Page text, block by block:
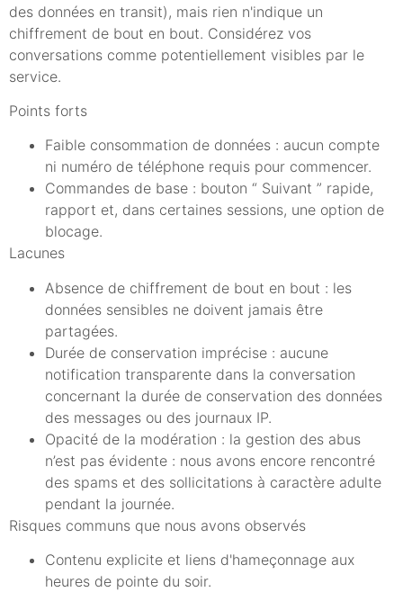
des données en transit), mais rien n'indique un
chiffrement de bout en bout. Considérez vos
conversations comme potentiellement visibles par le
service.
Points forts
Faible consommation de données : aucun compte
ni numéro de téléphone requis pour commencer.
Commandes de base : bouton “ Suivant ” rapide,
rapport et, dans certaines sessions, une option de
blocage.
Lacunes
Absence de chiffrement de bout en bout : les
données sensibles ne doivent jamais être
partagées.
Durée de conservation imprécise : aucune
notification transparente dans la conversation
concernant la durée de conservation des données
des messages ou des journaux IP.
Opacité de la modération : la gestion des abus
n’est pas évidente : nous avons encore rencontré
des spams et des sollicitations à caractère adulte
pendant la journée.
Risques communs que nous avons observés
Contenu explicite et liens d'hameçonnage aux
heures de pointe du soir.